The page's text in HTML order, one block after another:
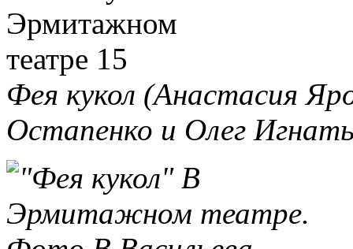
Фея кукол (Анастасия
Остапенко и Олег